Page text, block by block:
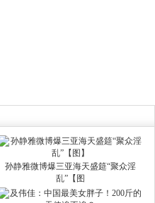
孙静雅微博爆三亚海天盛筵“聚众淫
乱”【图